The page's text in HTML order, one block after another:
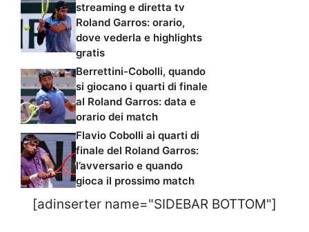
streaming e diretta tv
Roland Garros: orario,
dove vederla e highlights
gratis
Berrettini-Cobolli, quando
si giocano i quarti di finale
al Roland Garros: data e
orario dei match
Flavio Cobolli ai quarti di
finale del Roland Garros:
l’avversario e quando
gioca il prossimo match
[adinserter name="SIDEBAR BOTTOM"]